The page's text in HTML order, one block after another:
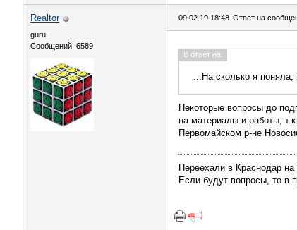
Realtor
guru
Сообщений: 6589
09.02.19 18:48 Ответ на
В ответ на:
...На сколько я
Некоторые вопросы до
на материалы и работы,
Первомайском р-не
Переехали в Краснодар
Если будут вопросы, то в